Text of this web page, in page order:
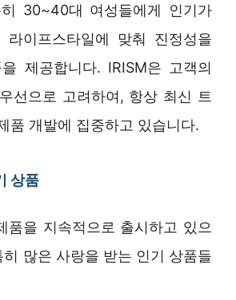
30~40대 여성들에게 인기가
라이프스타일에 맞춰 진정성을
제공합니다. IRISM은 고객의
선으로 고려하여, 항상 최신 트
품 개발에 집중하고 있습니다.
상품
품을 지속적으로 출시하고 있으
많은 사랑을 받는 인기 상품들